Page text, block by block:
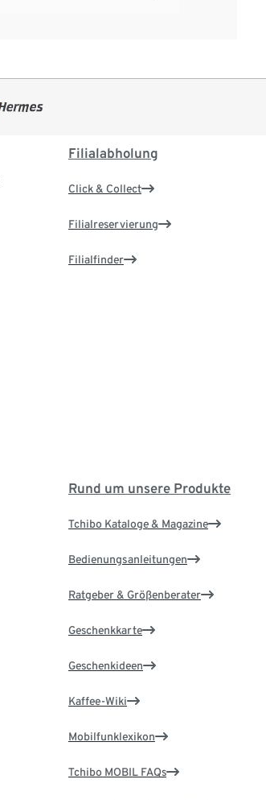
Filialabholung
Click & Collect
Filialreservierung
Filialfinder
Rund um unsere Produkte
Tchibo Kataloge & Magazine
Bedienungsanleitungen
Ratgeber & Größenberater
Geschenkkarte
Geschenkideen
Kaffee-Wiki
Mobilfunklexikon
Tchibo MOBIL FAQs